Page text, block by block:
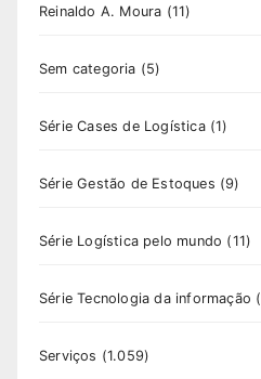
Reinaldo A. Moura (11)
Sem categoria (5)
Série Cases de Logística(1)
Série Gestão de Estoques (9)
Série Logística pelo mundo (11)
Série Tecnologia da informação
Serviços (1.059)